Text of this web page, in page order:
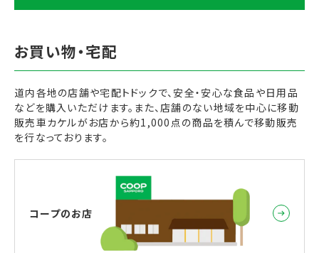
道内各地の店舗や宅配トドックで、安全・安心な食品や日用品
などを購入いただけます。また、店舗のない地域を中心に移動
販売車カケルがお店から約1,000点の商品を積んで移動販売
を行なっております。
コープのお店